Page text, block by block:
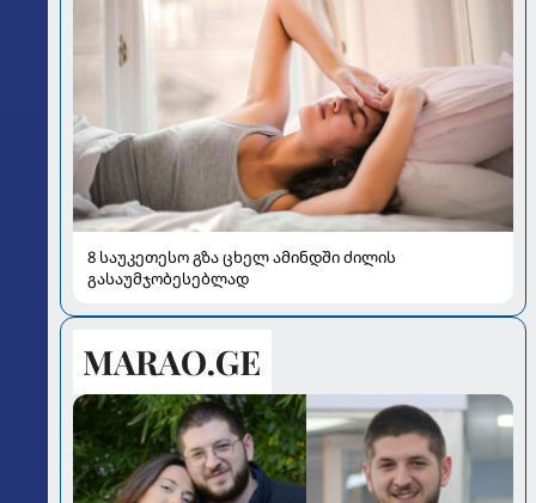
8 საუკეთესო გზა ცხელ ამინდში ძილის
გასაუმჯობესებლად